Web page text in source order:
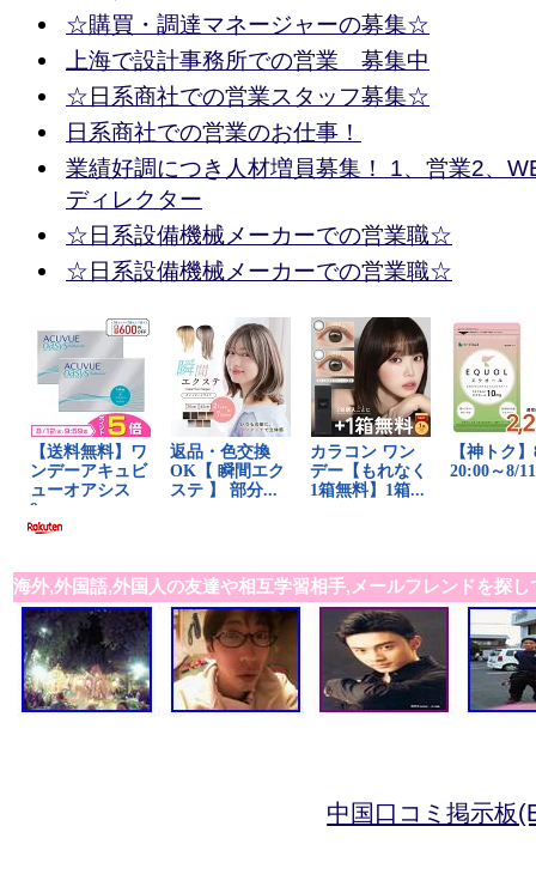
☆購買・調達マネージャーの募集☆
上海で設計事務所での営業 募集中
☆日系商社での営業スタッフ募集☆
日系商社での営業のお仕事！
業績好調につき人材増員募集！ 1、営業2、
ディレクター
☆日系設備機械メーカーでの営業職☆
☆日系設備機械メーカーでの営業職☆
海外,外国語,外国人の友達や相互学習相手,メールフレンドを探し
中国口コミ掲示板